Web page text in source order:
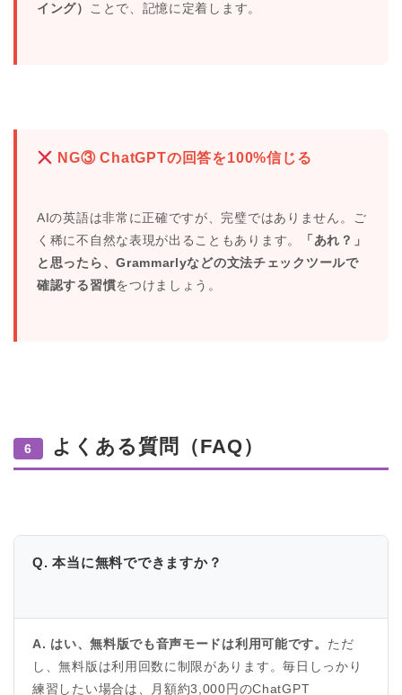
イング） ことで、記憶に定着します。
NG③ ChatGPTの回答を100%信じる
AIの英語は非常に正確ですが、完璧ではありません。ご
く稀に不自然な表現が出ることもあります。
「あれ？」
と思ったら、Grammarlyなどの文法チェックツールで
確認する習慣をつけましょう。
6 よくある質問（FAQ）
Q. 本当に無料でできますか？
A. はい、無料版でも音声モードは利用可能です。 ただ
し、無料版は利用回数に制限があります。毎日しっかり
練習したい場合は、月額約3,000円のChatGPT